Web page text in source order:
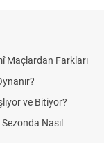
Maçlardan Farkları
ve Bitiyor?
Nasıl